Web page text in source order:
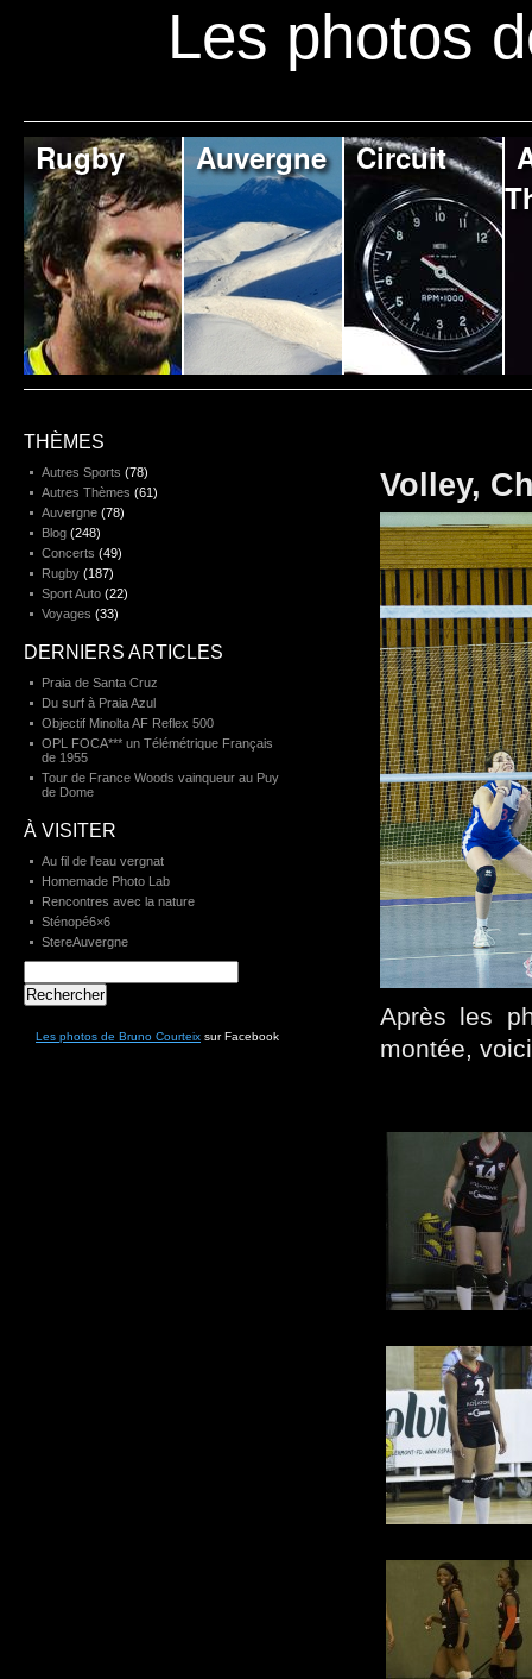
Les photos
Rugby Auvergne Circuit
Volley,
Après les
montée,
THÈMES
Autres Sports (78)
Autres Thèmes (61)
Auvergne (78)
Blog (248)
Concerts (49)
Rugby (187)
Sport Auto (22)
Voyages (33)
DERNIERS ARTICLES
Praia de Santa Cruz
Du surf à Praia Azul
Objectif Minolta AF Reflex 500
OPL FOCA*** un Télémétrique Français
de 1955
Tour de France Woods vainqueur au Puy
de Dome
À VISITER
Au fil de l'eau vergnat
Homemade Photo Lab
Rencontres avec la nature
Sténopé6×6
StereAuvergne
Les photos de Bruno Courteix sur Facebook